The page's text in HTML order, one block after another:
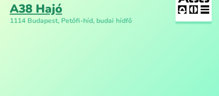
A38 Hajó
1114 Budapest, Petőfi-híd, budai hídfő